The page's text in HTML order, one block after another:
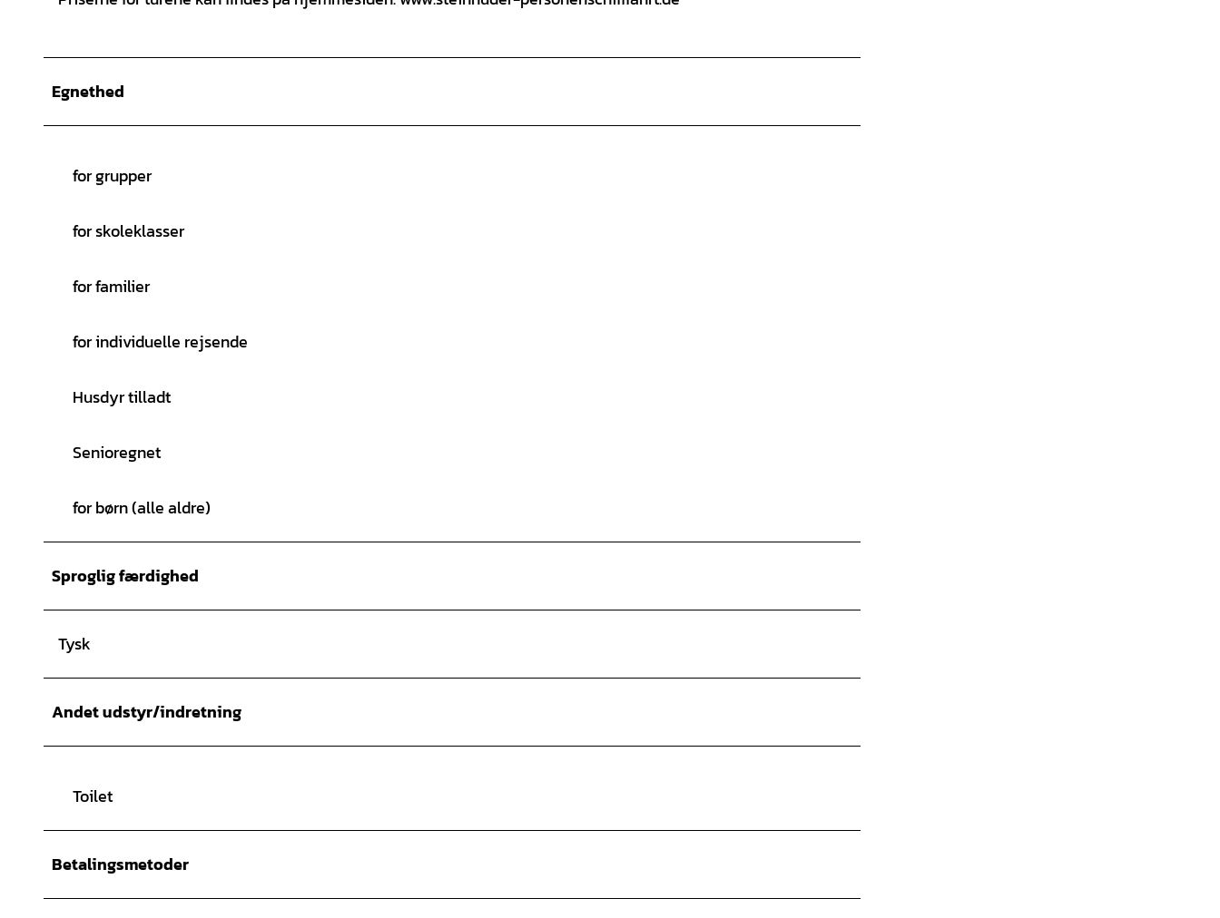
Egnethed
for grupper
for skoleklasser
for familier
for individuelle rejsende
Husdyr tilladt
Senioregnet
for børn (alle aldre)
Sproglig færdighed
Tysk
Andet udstyr/indretning
Toilet
Betalingsmetoder